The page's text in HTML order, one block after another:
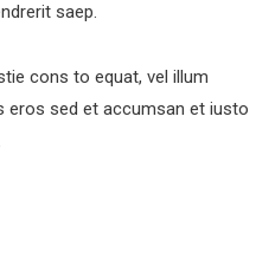
saep.
cons to equat, vel illum
eros sed et accumsan et iusto